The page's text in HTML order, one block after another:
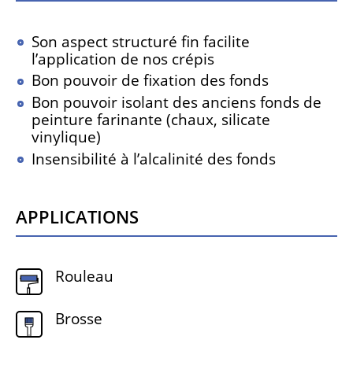
Son aspect structuré fin facilite
l’application de nos crépis
Bon pouvoir de fixation des fonds
Bon pouvoir isolant des anciens fonds de
peinture farinante (chaux, silicate
vinylique)
Insensibilité à l’alcalinité des fonds
Applications
Rouleau
Brosse